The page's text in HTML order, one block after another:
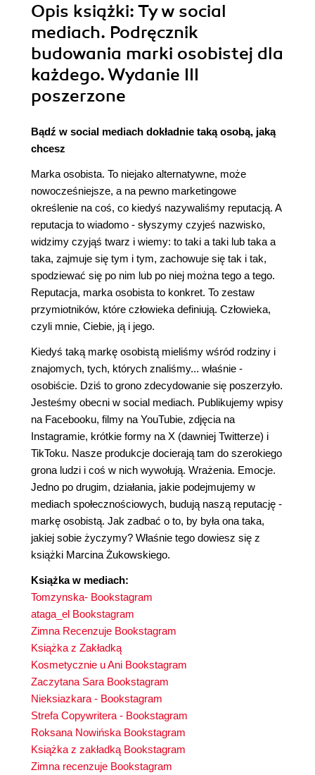
Opis książki: Ty w social
mediach. Podręcznik
budowania marki osobistej dla
każdego. Wydanie III
poszerzone
Bądź w social mediach dokładnie taką osobą, jaką
chcesz
Marka osobista. To niejako alternatywne, może
nowocześniejsze, a na pewno marketingowe
określenie na coś, co kiedyś nazywaliśmy reputacją. A
reputacja to wiadomo - słyszymy czyjeś nazwisko,
widzimy czyjąś twarz i wiemy: to taki a taki lub taka a
taka, zajmuje się tym i tym, zachowuje się tak i tak,
spodziewać się po nim lub po niej można tego a tego.
Reputacja, marka osobista to konkret. To zestaw
przymiotników, które człowieka definiują. Człowieka,
czyli mnie, Ciebie, ją i jego.
Kiedyś taką markę osobistą mieliśmy wśród rodziny i
znajomych, tych, których znaliśmy... właśnie -
osobiście. Dziś to grono zdecydowanie się poszerzyło.
Jesteśmy obecni w social mediach. Publikujemy wpisy
na Facebooku, filmy na YouTubie, zdjęcia na
Instagramie, krótkie formy na X (dawniej Twitterze) i
TikToku. Nasze produkcje docierają tam do szerokiego
grona ludzi i coś w nich wywołują. Wrażenia. Emocje.
Jedno po drugim, działania, jakie podejmujemy w
mediach społecznościowych, budują naszą reputację -
markę osobistą. Jak zadbać o to, by była ona taka,
jakiej sobie życzymy? Właśnie tego dowiesz się z
książki Marcina Żukowskiego.
Książka w mediach:
Tomzynska- Bookstagram
ataga_el Bookstagram
Zimna Recenzuje Bookstagram
Książka z Zakładką
Kosmetycznie u Ani Bookstagram
Zaczytana Sara Bookstagram
Nieksiazkara - Bookstagram
Strefa Copywritera - Bookstagram
Roksana Nowińska Bookstagram
Książka z zakładką Bookstagram
Zimna recenzuje Bookstagram